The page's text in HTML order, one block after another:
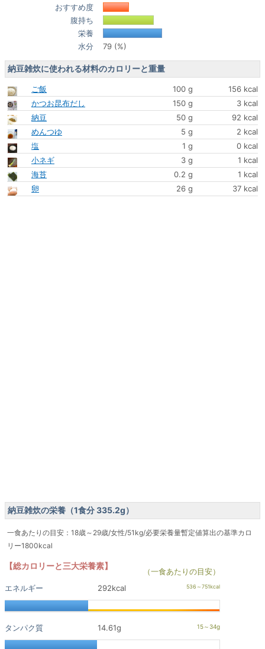
おすすめ度
腹持ち
栄養
水分
79 (%)
納豆雑炊に使われる材料のカロリーと重量
ご飯 100 g
156 kcal
かつお昆布だし
150 g
3 kcal
納豆
50 g
92 kcal
めんつゆ
5 g
2 kcal
塩
1 g
0 kcal
小ネギ
3 g
1 kcal
海苔
0.2 g
1 kcal
卵
26 g 37 kcal
納豆雑炊の栄養（1食分 335.2g）
一食あたりの目安：18歳～29歳/女性/51kg/必要栄養量暫定値算出の基準カロ
リー1800kcal
【総カロリーと三大栄養素】
（一食あたりの目安）
エネルギー
292kcal
タンパク質 14.61g